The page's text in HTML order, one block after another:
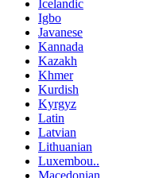
Icelandic
Igbo
Javanese
Kannada
Kazakh
Khmer
Kurdish
Kyrgyz
Latin
Latvian
Lithuanian
Luxembou..